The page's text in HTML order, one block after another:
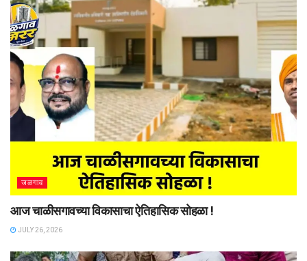
जळगाव
आज चाळीसगावच्या विकासाचा ऐतिहासिक सोहळा !
JULY 26, 2026